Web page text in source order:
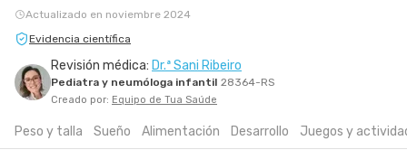
EMBARAZO
BIENESTAR
Actualizado en noviembre 2024
Evidencia científica
Revisión médica: Dr.ª Sani Ribeiro
Pediatra y neumóloga infantil 28364-RS
Creado por: Equipo de Tua Saúde
Peso y talla Sueño Alimentación Desarrollo Juegos y